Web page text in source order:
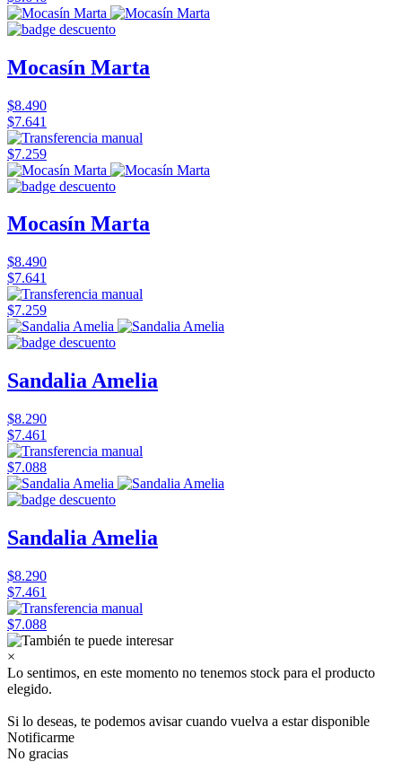
Mocasín Marta
$8.490
$7.641
$7.259
Mocasín Marta
$8.490
$7.641
$7.259
Sandalia Amelia
$8.290
$7.461
$7.088
Sandalia Amelia
$8.290
$7.461
$7.088
×
Lo sentimos, en este momento no tenemos stock para el producto
elegido.
Si lo deseas, te podemos avisar cuando vuelva a estar disponible
Notificarme
No gracias